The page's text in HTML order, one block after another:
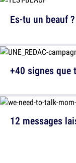
12 messages
Es-tu un beauf ?
+40 signes que